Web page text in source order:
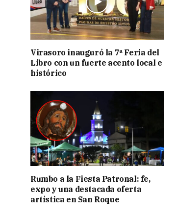
Virasoro inauguró la 7ª Feria del
Libro con un fuerte acento local e
histórico
Rumbo a la Fiesta Patronal: fe,
expo y una destacada oferta
artística en San Roque